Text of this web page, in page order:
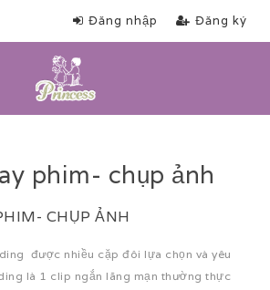
Đăng nhập Đăng ký
phim- chụp ảnh
CHỤP ẢNH
được nhiều cặp đôi lựa chọn và yêu
là 1 clip ngắn lãng mạn thường thực